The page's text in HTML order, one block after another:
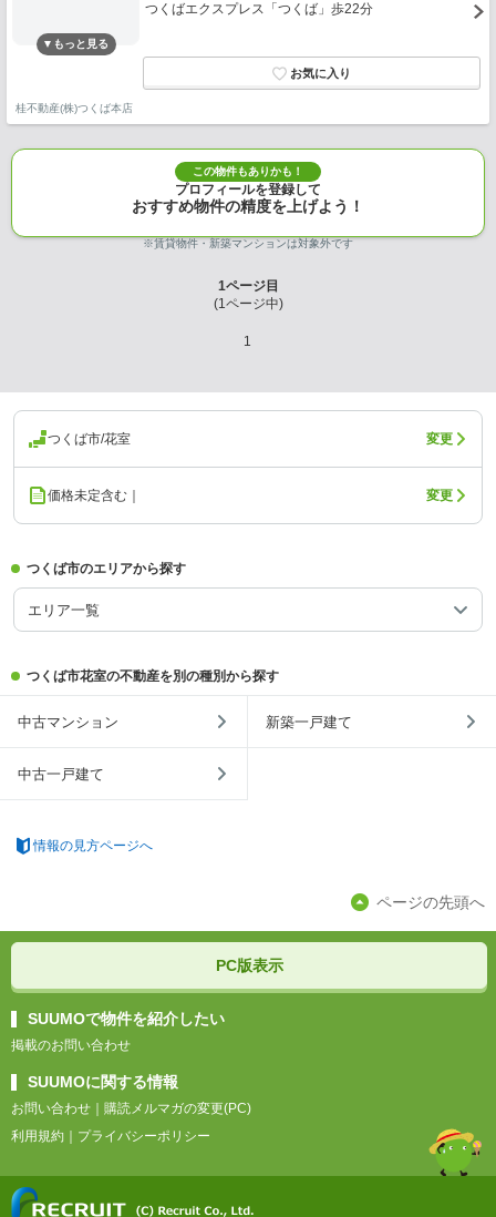
つくばエクスプレス「つくば」歩22分
桂不動産(株)つくば本店
この物件もありかも！
プロフィールを登録して
おすすめ物件の精度を上げよう！
※賃貸物件・新築マンションは対象外です
1ページ目
(1ページ中)
1
つくば市/花室 変更
価格未定含む｜ 変更
つくば市のエリアから探す
エリア一覧
つくば市花室の不動産を別の種別から探す
中古マンション 新築一戸建て
中古一戸建て
情報の見方ページへ
ページの先頭へ
PC版表示
SUUMOで物件を紹介したい
掲載のお問い合わせ
SUUMOに関する情報
お問い合わせ
購読メルマガの変更(PC)
利用規約
プライバシーポリシー